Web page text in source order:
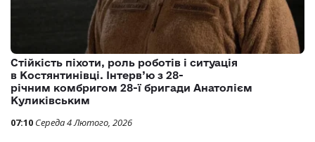
Стійкість піхоти, роль роботів і ситуація
в Костянтинівці. Інтерв’ю з 28-
річним комбригом 28-ї бригади Анатолієм
Куликівським
07:10 Середа 4 Лютого, 2026